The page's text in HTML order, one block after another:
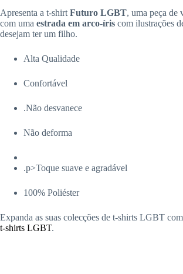
Apresenta a t-shirt Futuro LGBT, uma peça de
com uma estrada em arco-íris com ilustrações
desejam ter um filho.
Alta Qualidade
Confortável
.Não desvanece
Não deforma
.p>Toque suave e agradável
100% Poliéster
Expanda as suas colecções de t-shirts LGBT com
t-shirts LGBT.